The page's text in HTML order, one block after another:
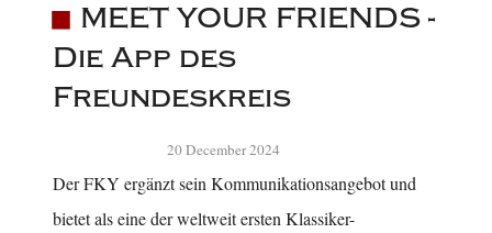
MEET YOUR FRIENDS -
Die App des
Freundeskreis
20 December 2024
Der FKY ergänzt sein Kommunikationsangebot und
bietet als eine der weltweit ersten Klassiker-